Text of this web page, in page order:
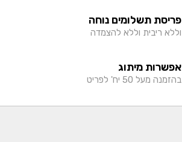
פריסת תשלומים נוחה
וללא ריבית וללא להצמדה
אפשרות מיתוג
בהזמנה מעל 50 יח' לפריט